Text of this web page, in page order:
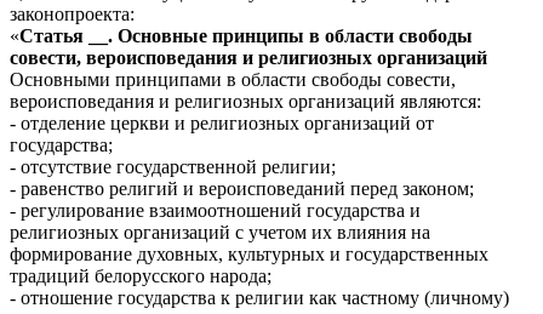
законопроекта:
«Статья __. Основные принципы в области свободы
совести, вероисповедания и религиозных организаций
Основными принципами в области свободы совести,
вероисповедания и религиозных организаций являются:
- отделение церкви и религиозных организаций от
государства;
- отсутствие государственной религии;
- равенство религий и вероисповеданий перед законом;
- регулирование взаимоотношений государства и
религиозных организаций с учетом их влияния на
формирование духовных, культурных и государственных
традиций белорусского народа;
- отношение государства к религии как частному (личному)